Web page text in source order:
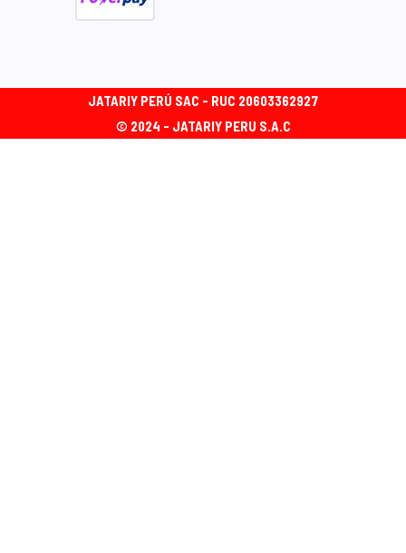
JATARIY PERÚ SAC - RUC 20603362927
© 2024 - JATARIY PERU S.A.C